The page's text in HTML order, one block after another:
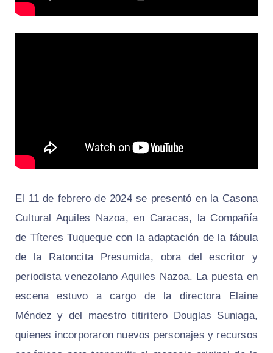
El 11 de febrero de 2024 se presentó en la Casona
Cultural Aquiles Nazoa, en Caracas, la Compañía
de Títeres Tuqueque con la adaptación de la fábula
de la Ratoncita Presumida, obra del escritor y
periodista venezolano Aquiles Nazoa. La puesta en
escena estuvo a cargo de la directora Elaine
Méndez y del maestro titiritero Douglas Suniaga,
quienes incorporaron nuevos personajes y recursos